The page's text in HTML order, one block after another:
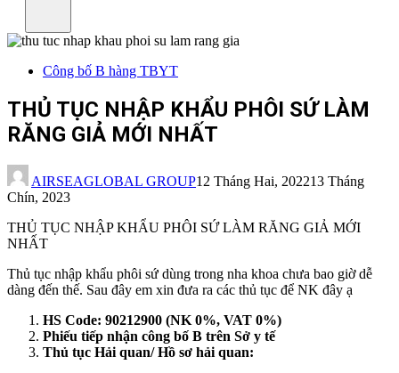
Công bố B hàng TBYT
THỦ TỤC NHẬP KHẨU PHÔI SỨ LÀM
RĂNG GIẢ MỚI NHẤT
AIRSEAGLOBAL GROUP12 Tháng Hai, 202213 Tháng
Chín, 2023
THỦ TỤC NHẬP KHẨU PHÔI SỨ LÀM RĂNG GIẢ MỚI
NHẤT
Thủ tục nhập khẩu phôi sứ dùng trong nha khoa chưa bao giờ dễ
dàng đến thế. Sau đây em xin đưa ra các thủ tục để NK đây ạ
HS Code: 90212900 (NK 0%, VAT 0%)
Phiếu tiếp nhận công bố B trên Sở y tế
Thủ tục Hải quan/ Hồ sơ hải quan: